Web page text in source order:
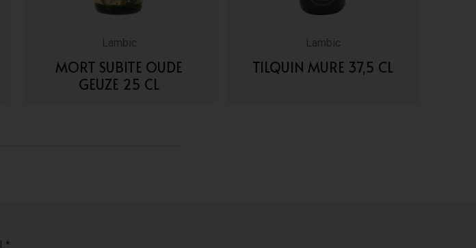
Lambic
MORT SUBITE OUDE
GEUZE 25 CL
Lambic
TILQUIN MURE 37,5 CL